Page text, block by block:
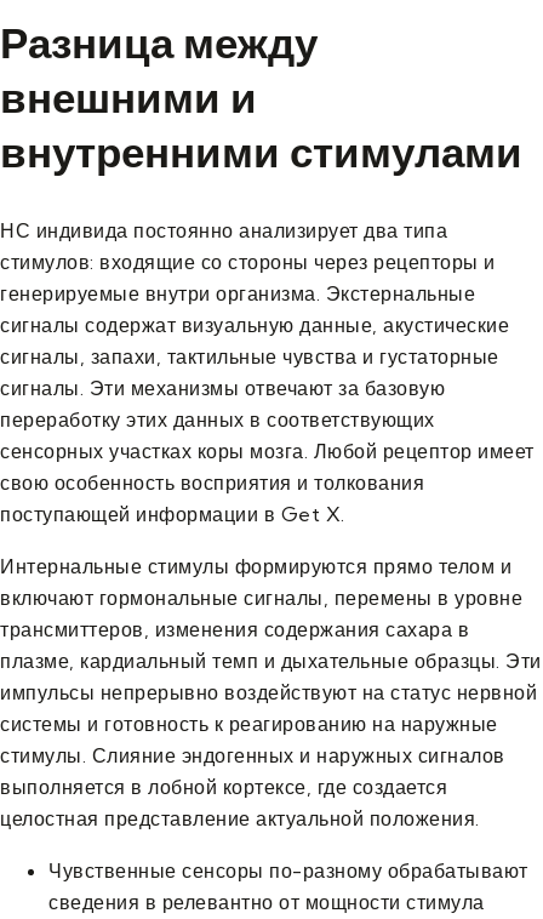
Разница между
внешними и
внутренними стимулами
НС индивида постоянно анализирует два типа
стимулов: входящие со стороны через рецепторы и
генерируемые внутри организма. Экстернальные
сигналы содержат визуальную данные, акустические
сигналы, запахи, тактильные чувства и густаторные
сигналы. Эти механизмы отвечают за базовую
переработку этих данных в соответствующих
сенсорных участках коры мозга. Любой рецептор имеет
свою особенность восприятия и толкования
поступающей информации в Get X.
Интернальные стимулы формируются прямо телом и
включают гормональные сигналы, перемены в уровне
трансмиттеров, изменения содержания сахара в
плазме, кардиальный темп и дыхательные образцы. Эти
импульсы непрерывно воздействуют на статус нервной
системы и готовность к реагированию на наружные
стимулы. Слияние эндогенных и наружных сигналов
выполняется в лобной кортексе, где создается
целостная представление актуальной положения.
Чувственные сенсоры по-разному обрабатывают
сведения в релевантно от мощности стимула